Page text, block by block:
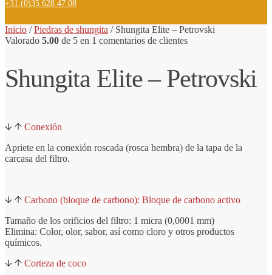
+31 (0)35 628 47 08
Inicio /Piedras de shungita / Shungita Elite – Petrovski
Valorado 5.00 de 5 en 1 comentarios de clientes
Shungita Elite – Petrovski
Conexión
Apriete en la conexión roscada (rosca hembra) de la tapa de la
carcasa del filtro.
Carbono (bloque de carbono): Bloque de carbono activo
Tamaño de los orificios del filtro: 1 micra (0,0001 mm)
Elimina: Color, olor, sabor, así como cloro y otros productos
químicos.
Corteza de coco